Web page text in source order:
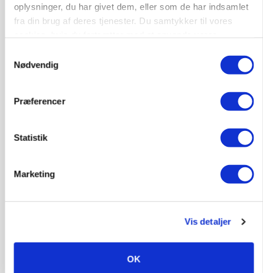
oplysninger, du har givet dem, eller som de har indsamlet
fra din brug af deres tjenester. Du samtykker til vores
Nødvendig
Præferencer
Statistik
Marketing
Vis detaljer
OK
»Nu stopper I«: Landbrugsdebattør og
protestgruppe vil demonstrere mod ny